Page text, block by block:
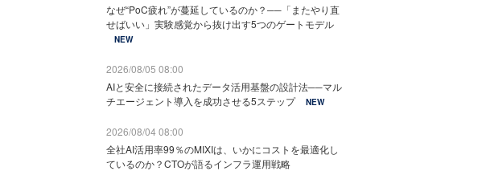
なぜ“PoC疲れ”が蔓延しているのか？──「またやり直
せばいい」実験感覚から抜け出す5つのゲートモデル
NEW
2026/08/05 08:00
AIと安全に接続されたデータ活用基盤の設計法──マル
チエージェント導入を成功させる5ステップ
NEW
2026/08/04 08:00
全社AI活用率99％のMIXIは、いかにコストを最適化し
ているのか？CTOが語るインフラ運用戦略